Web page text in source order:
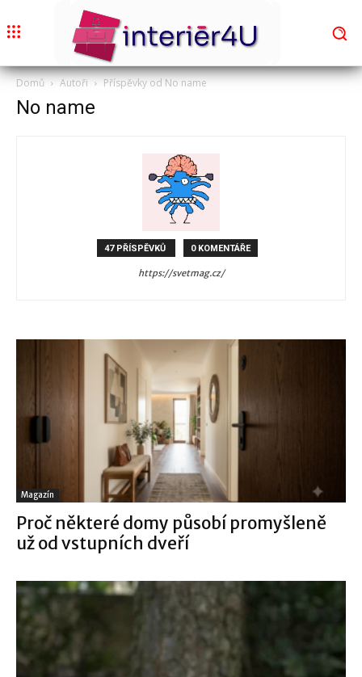
Domů Autoři Příspěvky od No name
No name
47 PŘÍSPĚVKŮ 0 KOMENTÁŘE
https://svetmag.cz/
Magazín
Proč některé domy působí promyšleně
už od vstupních dveří